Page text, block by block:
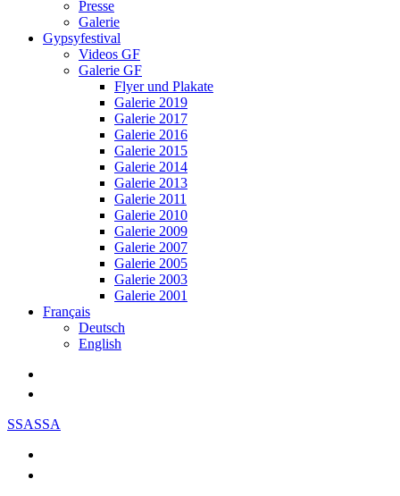
Presse
Galerie
Gypsyfestival
Videos GF
Galerie GF
Flyer und Plakate
Galerie 2019
Galerie 2017
Galerie 2016
Galerie 2015
Galerie 2014
Galerie 2013
Galerie 2011
Galerie 2010
Galerie 2009
Galerie 2007
Galerie 2005
Galerie 2003
Galerie 2001
Français
Deutsch
English
SSASSA